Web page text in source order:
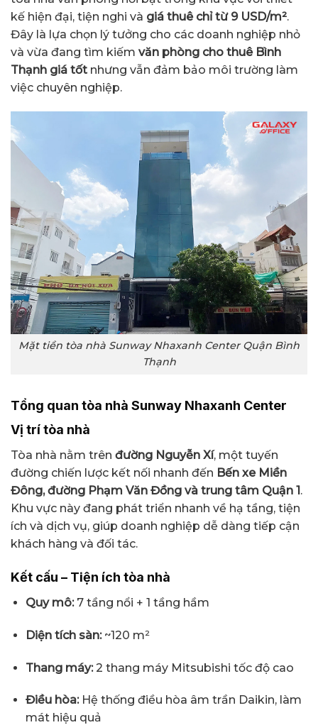
kế hiện đại, tiện nghi và giá thuê chỉ từ 9 USD/m².
Đây là lựa chọn lý tưởng cho các doanh nghiệp nhỏ
và vừa đang tìm kiếm văn phòng cho thuê Bình
Thạnh giá tốt nhưng vẫn đảm bảo môi trường làm
việc chuyên nghiệp.
Mặt tiền tòa nhà Sunway Nhaxanh Center Quận Bình
Thạnh
Tổng quan tòa nhà Sunway Nhaxanh Center
Vị trí tòa nhà
Tòa nhà nằm trên đường Nguyễn Xí, một tuyến
đường chiến lược kết nối nhanh đến Bến xe Miền
Đông, đường Phạm Văn Đồng và trung tâm Quận 1 .
Khu vực này đang phát triển nhanh về hạ tầng, tiện
ích và dịch vụ, giúp doanh nghiệp dễ dàng tiếp cận
khách hàng và đối tác.
Kết cấu – Tiện ích tòa nhà
Quy mô:7 tầng nổi + 1 tầng hầm
Diện tích sàn:~120 m²
Thang máy:2 thang máy Mitsubishi tốc độ cao
Điều hòa:Hệ thống điều hòa âm trần Daikin, làm
mát hiệu quả